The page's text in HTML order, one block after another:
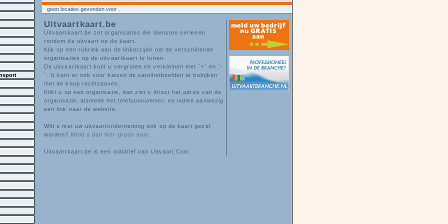
geen locaties gevonden voor
Uitvaartkaart.be
Uitvaartkaart.be zet organisaties die diensten verlenen
rondom de uitvaart op de kaart.
Klik op een rubriek aan de linkerzijde om de verschillende
organisaties op de uitvaartkaart te tonen.
De uitvaartkaart kunt u vergroten en verkleinen met `+` en `-
`. U kunt er ook voor kiezen de satellietbeelden te bekijken
met de knop rechtsboven.
Klikt u op een organisatie, dan ziet u direct het adres van de
organisatie, alsmede het telefoonnummer, en indien aanwezig
een link naar de website.
Wilt u met uw uitvaartonderneming ook op de kaart gezet
worden? Meld u dan hier gratis aan!
Uitvaartkaart.be is een initiatief van Uitvaart.Com